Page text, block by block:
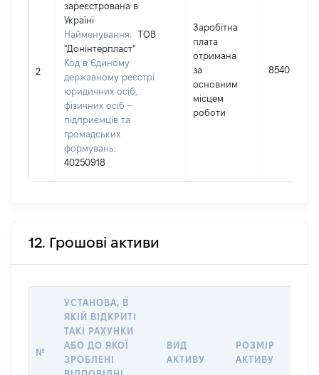
2
зареєстрована в
Україні
Найменування:
ТОВ
"Донінтерпласт"
Код в Єдиному
державному реєстрі
юридичних осіб,
фізичних осіб –
підприємців та
громадських
формувань:
40250918
Заробітна
плата
отримана
за
основним
місцем
роботи
85405
12. Грошові активи
№
УСТАНОВА, В
ЯКІЙ ВІДКРИТІ
ТАКІ РАХУНКИ
АБО ДО ЯКОЇ
ЗРОБЛЕНІ
ВИД
АКТИВУ
РОЗМІР
АКТИВУ